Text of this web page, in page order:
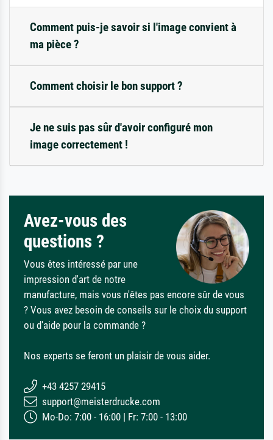
Comment puis-je savoir si l'image convient à
ma pièce ?
Comment choisir le bon support ?
Je ne suis pas sûr d'avoir configuré mon
image correctement !
Avez-vous des
questions ?
Vous êtes intéressé par une
impression d'art de notre
manufacture, mais vous n'êtes pas encore sûr de vous
? Vous avez besoin de conseils sur le choix du support
ou d'aide pour la commande ?
Nos experts se feront un plaisir de vous aider.
+43 4257 29415
support@meisterdrucke.com
Mo-Do: 7:00 - 16:00 | Fr: 7:00 - 13:00